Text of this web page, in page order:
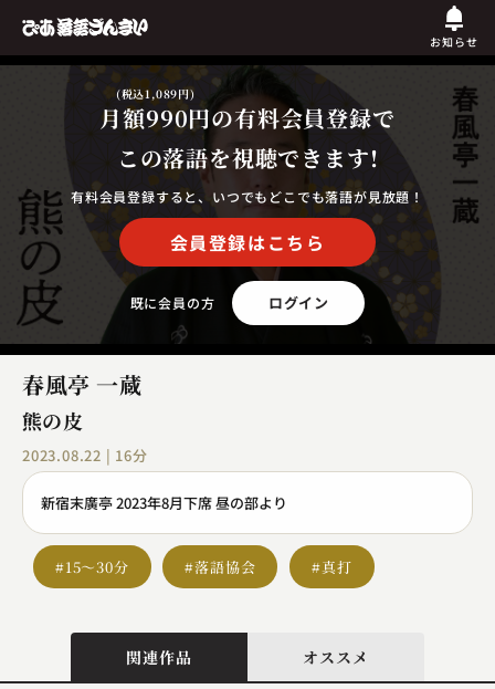
お知らせ
月額990円
(税込1,089円)
の有料会員登録で
この落語を視聴できます!
有料会員登録すると、いつでもどこでも落語が見放題！
会員登録はこちら
既に会員の方 ログイン
春風亭 一蔵
熊の皮
2023.08.22 | 16分
新宿末廣亭 2023年8月下席 昼の部より
#15～30分 #落語協会 #真打
関連作品 オススメ